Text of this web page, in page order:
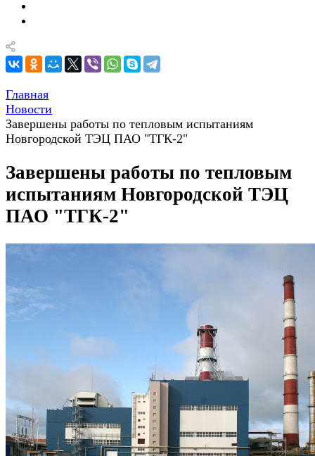
Главная
Новости
Завершены работы по тепловым испытаниям
Новгородской ТЭЦ ПАО "ТГК-2"
Завершены работы по тепловым
испытаниям Новгородской ТЭЦ
ПАО "ТГК-2"